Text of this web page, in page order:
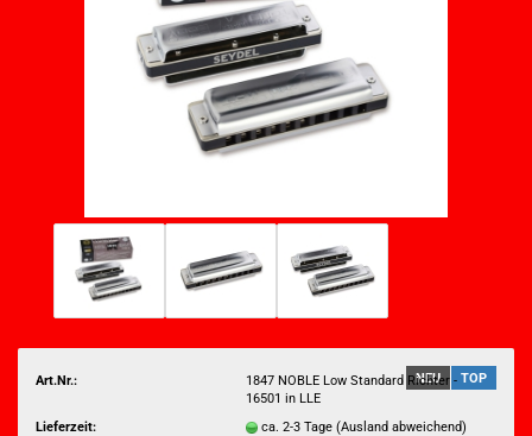
NEU TOP
Art.Nr.:
1847 NOBLE Low Standard Richter -
16501 in LLE
Lieferzeit:
ca. 2-3 Tage (Ausland abweichend)